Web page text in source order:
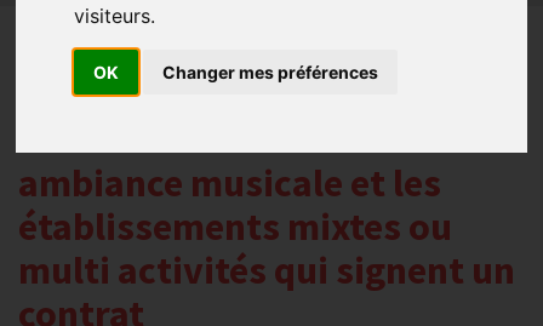
visiteurs.
OK Changer mes préférences
Sacem : réduction
supplémentaire de 5% pour
les établissements à
ambiance musicale et les
établissements mixtes ou
multi activités qui signent un
contrat